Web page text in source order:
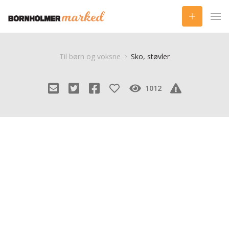
Til børn og voksne Sko, støvler
1012